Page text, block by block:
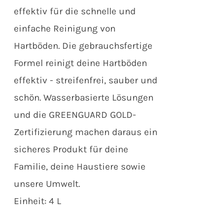
effektiv für die schnelle und
einfache Reinigung von
Hartböden. Die gebrauchsfertige
Formel reinigt deine Hartböden
effektiv - streifenfrei, sauber und
schön. Wasserbasierte Lösungen
und die GREENGUARD GOLD-
Zertifizierung machen daraus ein
sicheres Produkt für deine
Familie, deine Haustiere sowie
unsere Umwelt.
Einheit: 4 L